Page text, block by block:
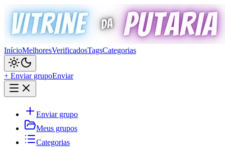
InícioMelhoresVerificadosTagsCategorias
+ Enviar grupoEnviar
Enviar grupo
Meus grupos
Categorias